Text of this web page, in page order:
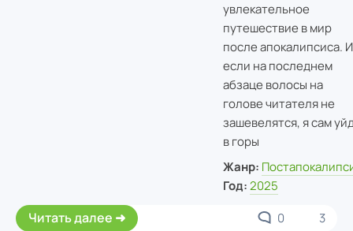
увлекательное
путешествие в мир
после апокалипсиса. И
если на последнем
абзаце волосы на
голове читателя не
зашевелятся, я сам
в горы
Жанр:
Год: 2025
Читать далее 0 3